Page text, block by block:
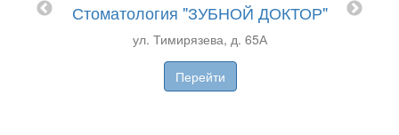
Стоматология "ЗУБНОЙ ДОКТОР"
ул. Тимирязева, д. 65А
Перейти